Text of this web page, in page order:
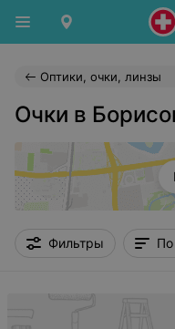
Оптики, очки, линзы
Очки в
Фильтры По